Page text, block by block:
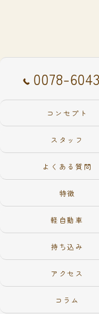
0078-
コンセプト
スタッフ
よくある質問
特徴
軽自動車
持ち込み
アクセス
コラム